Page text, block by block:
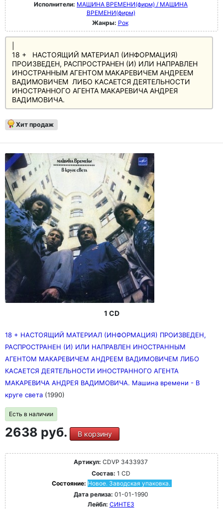
Исполнители: МАШИНА ВРЕМЕНИ(фирм) / МАШИНА
ВРЕМЕНИ(фирм)
Жанры: Рок
18 + НАСТОЯЩИЙ МАТЕРИАЛ (ИНФОРМАЦИЯ)
ПРОИЗВЕДЕН, РАСПРОСТРАНЕН (И) ИЛИ НАПРАВЛЕН
ИНОСТРАННЫМ АГЕНТОМ МАКАРЕВИЧЕМ АНДРЕЕМ
ВАДИМОВИЧЕМ ЛИБО КАСАЕТСЯ ДЕЯТЕЛЬНОСТИ
ИНОСТРАННОГО АГЕНТА МАКАРЕВИЧА АНДРЕЯ
ВАДИМОВИЧА.
Хит продаж
1 CD
18 + НАСТОЯЩИЙ МАТЕРИАЛ (ИНФОРМАЦИЯ) ПРОИЗВЕДЕН,
РАСПРОСТРАНЕН (И) ИЛИ НАПРАВЛЕН ИНОСТРАННЫМ
АГЕНТОМ МАКАРЕВИЧЕМ АНДРЕЕМ ВАДИМОВИЧЕМ ЛИБО
КАСАЕТСЯ ДЕЯТЕЛЬНОСТИ ИНОСТРАННОГО АГЕНТА
МАКАРЕВИЧА АНДРЕЯ ВАДИМОВИЧА. Машина времени - В
круге света (1990)
Есть в наличии
2638 руб. В корзину
Артикул: CDVP 3433937
Состав: 1 CD
Состояние: Новое. Заводская упаковка.
Дата релиза: 01-01-1990
Лейбл: СИНТЕЗ